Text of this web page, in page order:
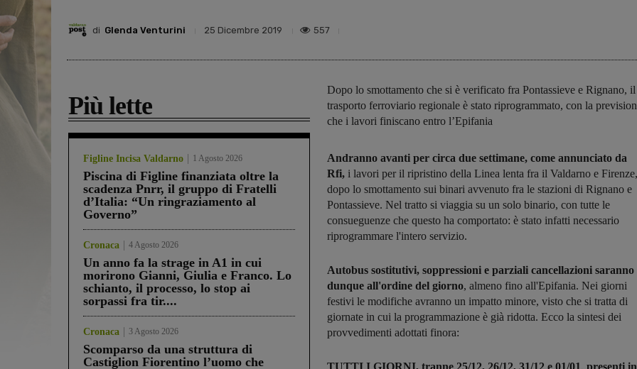
di Glenda Venturini 25 Dicembre 2019 557
Più lette
Figline Incisa Valdarno 1 Agosto 2026
Piscina di Figline finanziata oltre la
scadenza Pnrr, il gruppo di Fratelli
d’Italia: “Un ringraziamento al
Governo”
Cronaca 4 Agosto 2026
Un anno fa la strage in A1 in cui
morirono Gianni, Giulia e Franco. Lo
schianto, il processo, lo stop ai
sorpassi fra tir....
Cronaca 3 Agosto 2026
Scomparso da una struttura di
Castiglion Fiorentino l’uomo che
Dopo lo smottamento che si è verificato fra Pontassieve e Rignano, il
trasporto ferroviario regionale è stato riprogrammato, con la
che i lavori finiscano entro l’Epifania
Andranno avanti per circa due settimane, come annunciato da
Rfi, i lavori per il ripristino della Linea lenta fra il Valdarno e Firenze,
dopo lo smottamento sui binari avvenuto fra le stazioni di Rignano e
Pontassieve. Nel tratto si viaggia su un solo binario, con tutte le
consueguenze che questo ha comportato: è stato infatti necessario
riprogrammare l'intero servizio.
Autobus sostitutivi, soppressioni e parziali cancellazioni saranno
dunque all'ordine del giorno, almeno fino all'Epifania. Nei giorni
festivi le modifiche avranno un impatto minore, visto che si tratta di
giornate in cui la programmazione è già ridotta. Ecco la sintesi dei
provvedimenti adottati finora:
TUTTI I GIORNI, tranne 25/12, 26/12, 31/12 e 01/01, presenti in